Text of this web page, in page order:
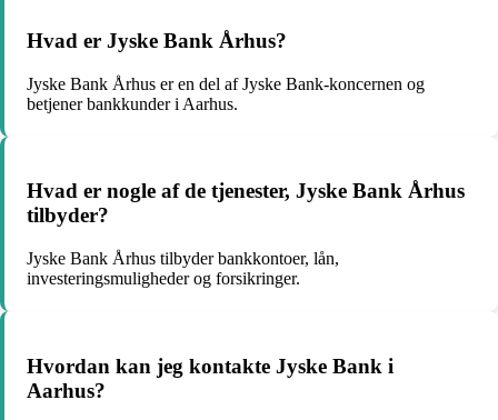
Hvad er Jyske Bank Århus?
Jyske Bank Århus er en del af Jyske Bank-koncernen og
betjener bankkunder i Aarhus.
Hvad er nogle af de tjenester, Jyske Bank Århus
tilbyder?
Jyske Bank Århus tilbyder bankkontoer, lån,
investeringsmuligheder og forsikringer.
Hvordan kan jeg kontakte Jyske Bank i
Aarhus?